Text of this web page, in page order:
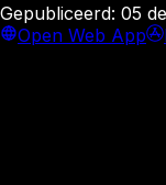
Gepubliceerd: 05
Open Web App